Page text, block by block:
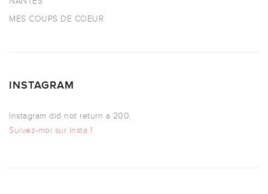
MES COUPS DE COEUR
INSTAGRAM
Instagram did not return a 200.
Suivez-moi sur Insta !